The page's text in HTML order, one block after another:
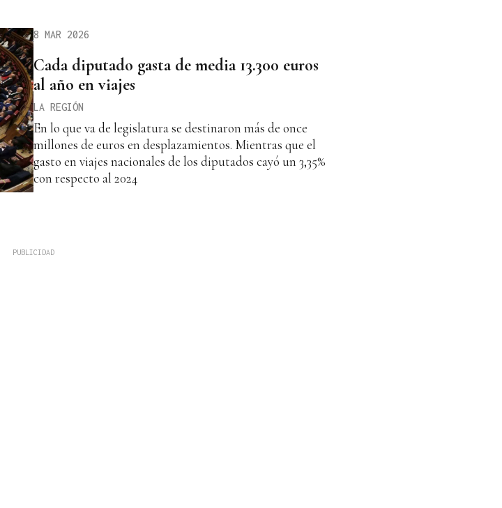
8 MAR 2026
Cada diputado gasta de media 13.300 euros
al año en viajes
LA REGIÓN
En lo que va de legislatura se destinaron más de once
millones de euros en desplazamientos. Mientras que el
gasto en viajes nacionales de los diputados cayó un 3,35%
con respecto al 2024